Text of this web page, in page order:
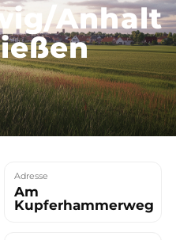
Anhalt
Adresse
Am
Kupferhammerweg